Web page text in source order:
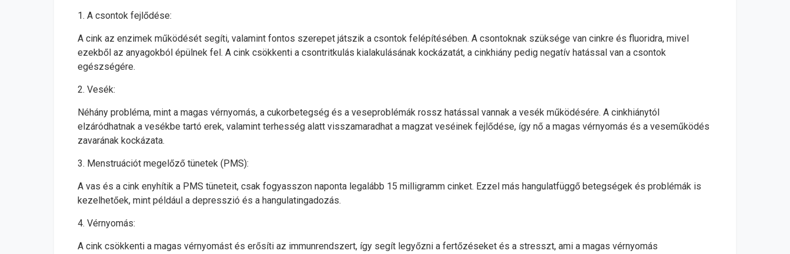
1. A csontok fejlődése:
A cink az enzimek működését segíti, valamint fontos szerepet játszik a csontok felépítésében. A csontoknak szüksége van cinkre és fluoridra, mivel
ezekből az anyagokból épülnek fel. A cink csökkenti a csontritkulás kialakulásának kockázatát, a cinkhiány pedig negatív hatással van a csontok
egészségére.
2. Vesék:
Néhány probléma, mint a magas vérnyomás, a cukorbetegség és a veseproblémák rossz hatással vannak a vesék működésére. A cinkhiánytól
elzáródhatnak a vesékbe tartó erek, valamint terhesség alatt visszamaradhat a magzat veséinek fejlődése, így nő a magas vérnyomás és a veseműködés
zavarának kockázata.
3. Menstruációt megelőző tünetek (PMS):
A vas és a cink enyhítik a PMS tüneteit, csak fogyasszon naponta legalább 15 milligramm cinket. Ezzel más hangulatfüggő betegségek és problémák is
kezelhetőek, mint például a depresszió és a hangulatingadozás.
4. Vérnyomás:
A cink csökkenti a magas vérnyomást és erősíti az immunrendszert, így segít legyőzni a fertőzéseket és a stresszt, ami a magas vérnyomás